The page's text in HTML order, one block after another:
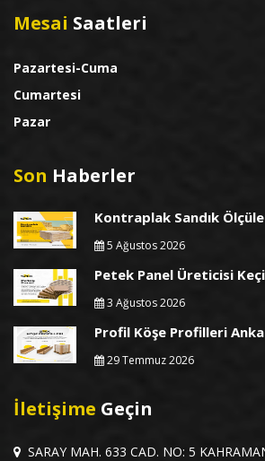
Mesai Saatleri
Pazartesi-Cuma
Cumartesi
Pazar
Son Haberler
Kontraplak Sandık
5 Ağustos 2026
Petek Panel Üreticisi
3 Ağustos 2026
Profil Köşe Profilleri
29 Temmuz 2026
İletişime Geçin
SARAY MAH. 633 CAD. NO: 5